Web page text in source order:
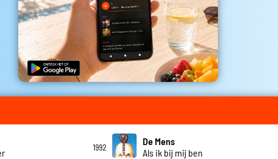
1992
De Mens
Als ik bij mij ben